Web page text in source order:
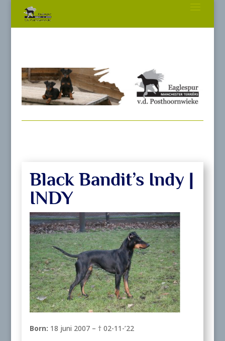
Black Bandit’s Indy |
INDY
Born: 18 juni 2007 – † 02-11-’22